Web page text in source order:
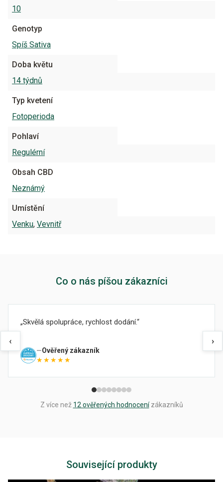
10
Genotyp
Spíš Sativa
Doba květu
14 týdnů
Typ kvetení
Fotoperioda
Pohlaví
Regulérní
Obsah CBD
Neznámý
Umístění
Venku, Vevnitř
Co o nás píšou zákazníci
‹
Skvělá spolupráce, rychlost dodání.
Ověřený zákazník
★★★★★
›
Z více než 12 ověřených hodnocenízákazníků
Související produkty